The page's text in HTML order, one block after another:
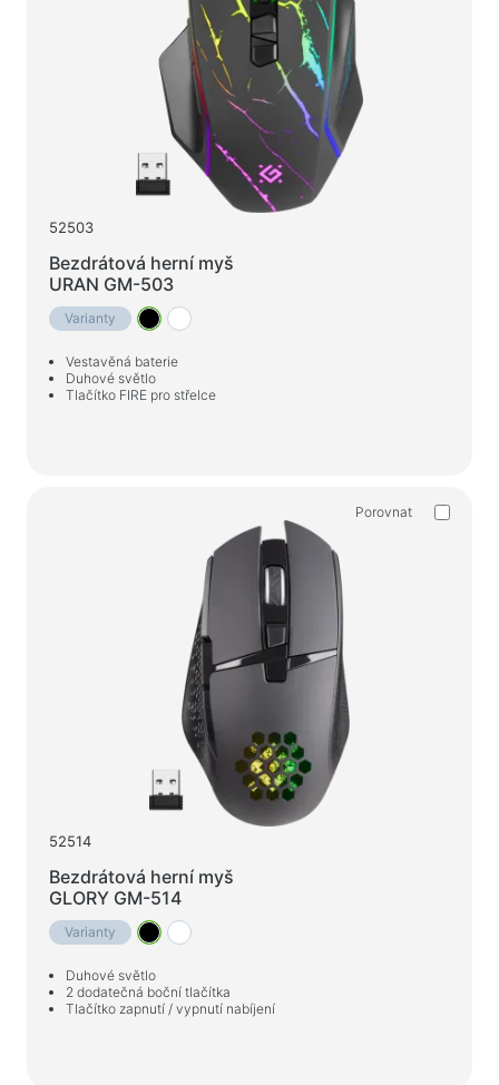
52503
Bezdrátová herní myš
URAN GM-503
Varianty
Vestavěná baterie
Duhové světlo
Tlačítko FIRE pro střelce
Porovnat
52514
Bezdrátová herní myš
GLORY GM-514
Varianty
Duhové světlo
2 dodatečná boční tlačítka
Tlačítko zapnutí / vypnutí nabíjení